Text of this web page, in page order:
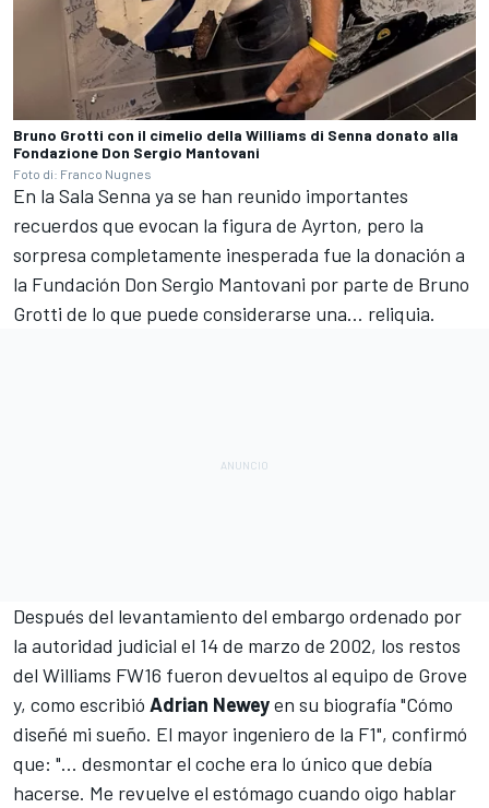
Bruno Grotti con il cimelio della Williams di Senna donato alla
Fondazione Don Sergio Mantovani
Foto di: Franco Nugnes
En la Sala Senna ya se han reunido importantes
recuerdos que evocan la figura de Ayrton, pero la
sorpresa completamente inesperada fue la donación a
la Fundación Don Sergio Mantovani por parte de Bruno
Grotti de lo que puede considerarse una… reliquia.
Después del levantamiento del embargo ordenado por
la autoridad judicial el 14 de marzo de 2002, los restos
del Williams FW16 fueron devueltos al equipo de Grove
y, como escribió Adrian Neweyen su biografía "Cómo
diseñé mi sueño. El mayor ingeniero de la F1", confirmó
que: "... desmontar el coche era lo único que debía
hacerse. Me revuelve el estómago cuando oigo hablar